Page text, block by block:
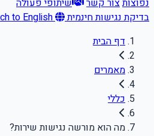
נפוצותצור קשר
שיתופי פעולה
בדיקת נגישות חינמית
Switch to English
דף הבית
מאמרים
כללי
מה הוא מורשה נגישות שירות?